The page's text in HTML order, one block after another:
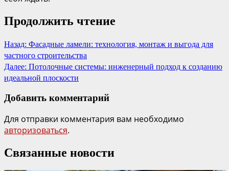
Продолжить чтение
Назад: Фасадные ламели: технология, монтаж и выгода для
частного строительства
Далее: Потолочные системы: инженерный подход к созданию
идеальной плоскости
Добавить комментарий
Для отправки комментария вам необходимо
авторизоваться.
Связанные новости